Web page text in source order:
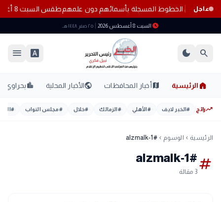
عاجل من الخطوط المسجلة بأسمائهم دون علمهمطقس السبت 8 أغسطس 2026.. حرارة مرتفعة ورطوبة عالية والأرصاد تحذر من أجواء شديدة الحرارة
schedule السبت 8 أغسطس 2026 ٢٥ صفر ١٤٤٨ هـ
search
dark_mode
font_download
menu
home الرئيسية mapأخبار المحافظات publicالأخبار المحلية location_cityبحراوي
trending_upرائج #الخبر لايف #الأهلي #الزمالك #خلال #مجلس النواب #
الرئيسية chevron_left الوسوم chevron_left
#alzmalk-1
tag
#alzmalk-1
3 مقالة